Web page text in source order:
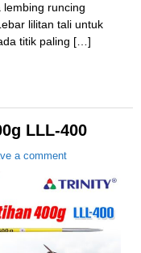
runcing
lilitan tali untuk
titik paling […]
LLL-400
a comment